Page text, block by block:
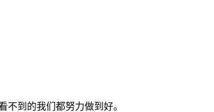
到的我们都努力做到好。